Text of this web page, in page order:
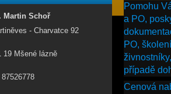
Pomohu
a PO,
PO,
případě
Cenová
Martin Schoř
- Charvatce 92
19 Mšené lázně
87526778